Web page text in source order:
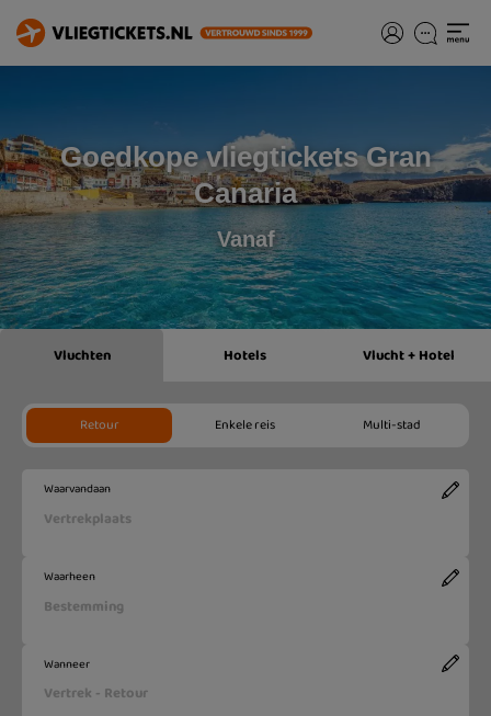
Goedkope vliegtickets Gran
Canaria
Vanaf